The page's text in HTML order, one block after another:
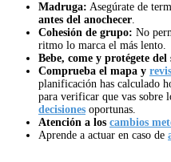
Madruga: Asegúrate de
antes del anochecer.
Cohesión de grupo: No
ritmo lo marca el más lento.
Bebe, come y protégete del
Comprueba el mapa y
planificación has calculado
para verificar que vas sobre
decisiones oportunas.
Atención a los cambios
Aprende a actuar en caso de